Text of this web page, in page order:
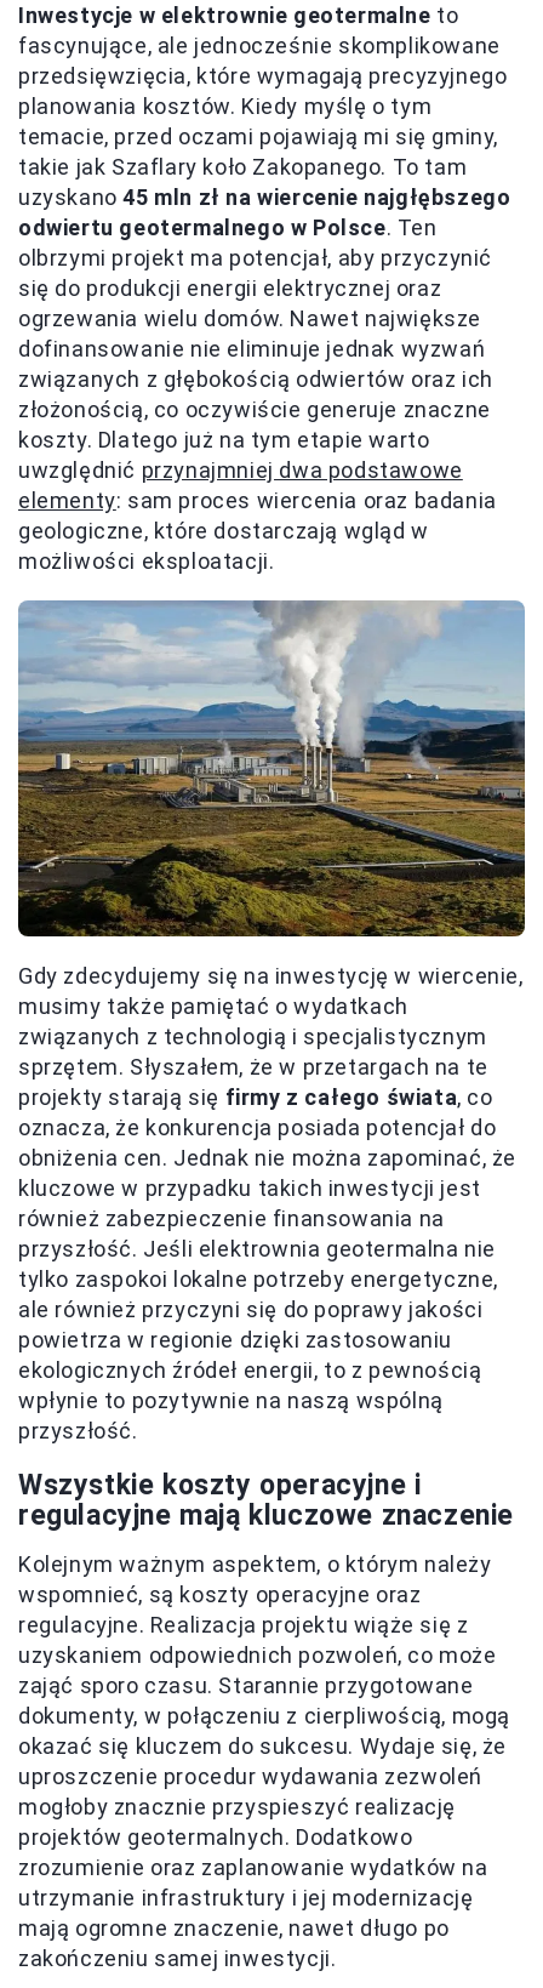
Inwestycje w elektrownie geotermalne to
fascynujące, ale jednocześnie skomplikowane
przedsięwzięcia, które wymagają precyzyjnego
planowania kosztów. Kiedy myślę o tym
temacie, przed oczami pojawiają mi się gminy,
takie jak Szaflary koło Zakopanego. To tam
uzyskano45 mln zł na wiercenie najgłębszego
odwiertu geotermalnego w Polsce. Ten
olbrzymi projekt ma potencjał, aby przyczynić
się do produkcji energii elektrycznej oraz
ogrzewania wielu domów. Nawet największe
dofinansowanie nie eliminuje jednak wyzwań
związanych z głębokością odwiertów oraz ich
złożonością, co oczywiście generuje znaczne
koszty. Dlatego już na tym etapie warto
uwzględnić przynajmniej dwa podstawowe
elementy: sam proces wiercenia oraz badania
geologiczne, które dostarczają wgląd w
możliwości eksploatacji.
Gdy zdecydujemy się na inwestycję w wiercenie,
musimy także pamiętać o wydatkach
związanych z technologią i specjalistycznym
sprzętem. Słyszałem, że w przetargach na te
projekty starają się firmy z całego świata, co
oznacza, że konkurencja posiada potencjał do
obniżenia cen. Jednak nie można zapominać, że
kluczowe w przypadku takich inwestycji jest
również zabezpieczenie finansowania na
przyszłość. Jeśli elektrownia geotermalna nie
tylko zaspokoi lokalne potrzeby energetyczne,
ale również przyczyni się do poprawy jakości
powietrza w regionie dzięki zastosowaniu
ekologicznych źródeł energii, to z pewnością
wpłynie to pozytywnie na naszą wspólną
przyszłość.
Wszystkie koszty operacyjne i
regulacyjne mają kluczowe znaczenie
Kolejnym ważnym aspektem, o którym należy
wspomnieć, są koszty operacyjne oraz
regulacyjne. Realizacja projektu wiąże się z
uzyskaniem odpowiednich pozwoleń, co może
zająć sporo czasu. Starannie przygotowane
dokumenty, w połączeniu z cierpliwością, mogą
okazać się kluczem do sukcesu. Wydaje się, że
uproszczenie procedur wydawania zezwoleń
mogłoby znacznie przyspieszyć realizację
projektów geotermalnych. Dodatkowo
zrozumienie oraz zaplanowanie wydatków na
utrzymanie infrastruktury i jej modernizację
mają ogromne znaczenie, nawet długo po
zakończeniu samej inwestycji.